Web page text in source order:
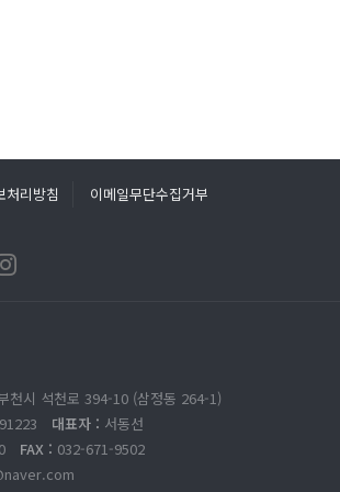
처리방침 이메일무단수집거부
천시 석천로 394-10 (삼정동 264-1)
대표자 : 서동선
FAX : 032-671-9502